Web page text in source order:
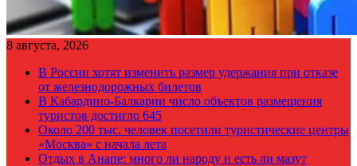
8 августа, 2026
В России хотят изменить размер удержания при отказе
от железнодорожных билетов
В Кабардино-Балкарии число объектов размещения
туристов достигло 645
Около 200 тыс. человек посетили туристические центры
«Москва» с начала лета
Отдых в Анапе: много ли народу и есть ли мазут